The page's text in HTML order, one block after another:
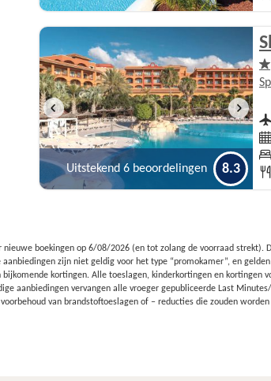
Uitstekend 6 beoordelingen 8.3
nieuwe boekingen op 6/08/2026 (en tot zolang de voorraad strekt).
aanbiedingen zijn niet geldig voor het type “promokamer”, en
kortingen. Alle toeslagen, kinderkortingen en kortingen
aanbiedingen vervangen alle vroeger gepubliceerde Last
van brandstoftoeslagen of – reducties die zouden